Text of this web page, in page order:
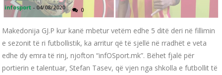
infosport - 04/08/2020 0
Makedonija GJ.P kur kanë mbetur vetëm edhe 5 ditë deri në fillimin
e sezonit të ri futbollistik, ka arritur që të sjellë në rradhët e veta
edhe dy emra të rinj, njofton “infOSport.mk”. Bëhet fjalë për
portierin e talentuar, Stefan Tasev, që vjen nga shkolla e futbollit të